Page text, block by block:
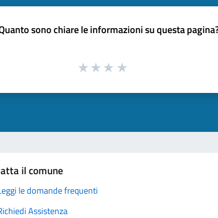
sono chiare le informazioni su questa
il comune
le domande frequenti
Assistenza